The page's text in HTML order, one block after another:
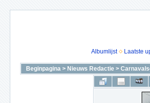
Albumlijst
Laatste
Beginpagina > Nieuws Redactie >